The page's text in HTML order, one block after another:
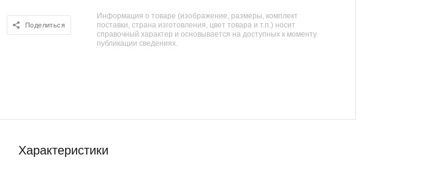
Поделиться
Информация о товаре (изображение, размеры, комплект
поставки, страна изготовления, цвет товара и т.п.) носит
справочный характер и основывается на доступных к моменту
публикации сведениях.
Характеристики